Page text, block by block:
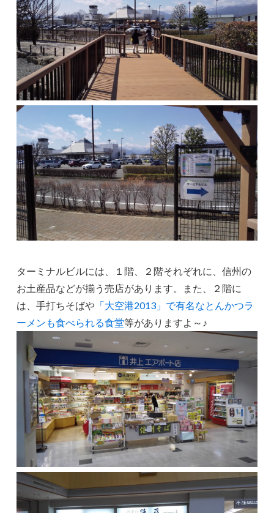
ターミナルビルには、１階、２階それぞれに、信州の
お土産品などが揃う売店があります。また、２階に
は、手打ちそばや 「大空港2013」で有名なとんかつラ
ーメンも食べられる食堂等がありますよ～♪